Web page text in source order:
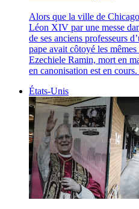
Alors que la ville de
Léon XIV par une messe
de ses anciens professeurs
pape avait côtoyé les
Ezechiele Ramin, mort en
en canonisation est en cours.
États-Unis